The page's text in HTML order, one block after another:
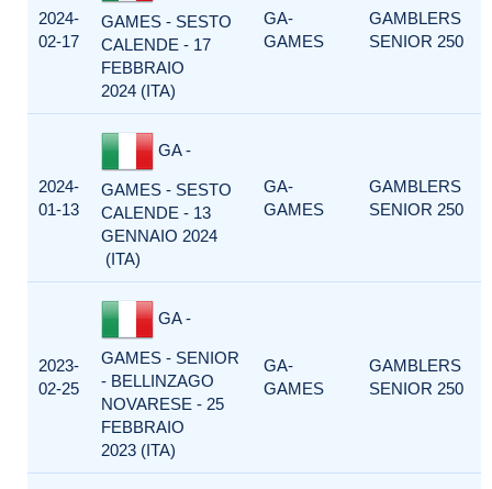
2024-
02-17
GAMES - SESTO
CALENDE - 17
FEBBRAIO
2024 (ITA)
GA-
GAMES
GAMBLERS
SENIOR 250
2024-
01-13
GA -
GAMES - SESTO
CALENDE - 13
GENNAIO 2024
(ITA)
GA-
GAMES
GAMBLERS
SENIOR 250
2023-
02-25
GA -
GAMES - SENIOR
- BELLINZAGO
NOVARESE - 25
FEBBRAIO
2023 (ITA)
GA-
GAMES
GAMBLERS
SENIOR 250